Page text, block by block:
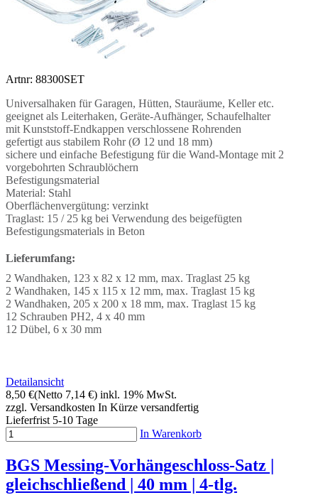
Artnr: 88300SET
Universalhaken für Garagen, Hütten, Stauräume, Keller etc.
geeignet als Leiterhaken, Geräte-Aufhänger, Schaufelhalter
mit Kunststoff-Endkappen verschlossene Rohrenden
gefertigt aus stabilem Rohr (Ø 12 und 18 mm)
sichere und einfache Befestigung für die Wand-Montage mit 2
vorgebohrten Schraublöchern
Befestigungsmaterial
Material: Stahl
Oberflächenvergütung: verzinkt
Traglast: 15 / 25 kg bei Verwendung des beigefügten
Befestigungsmaterials in Beton
Lieferumfang:
2 Wandhaken, 123 x 82 x 12 mm, max. Traglast 25 kg
2 Wandhaken, 145 x 115 x 12 mm, max. Traglast 15 kg
2 Wandhaken, 205 x 200 x 18 mm, max. Traglast 15 kg
12 Schrauben PH2, 4 x 40 mm
12 Dübel, 6 x 30 mm
Detailansicht
8,50 €(Netto 7,14 €) inkl. 19% MwSt.
zzgl. Versandkosten In Kürze versandfertig
Lieferfrist 5-10 Tage
In Warenkorb
BGS Messing-Vorhängeschloss-Satz |
gleichschließend | 40 mm | 4-tlg.